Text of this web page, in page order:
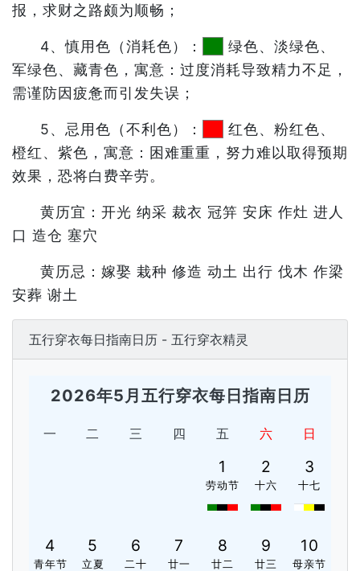
报，求财之路颇为顺畅；
4、慎用色（消耗色）：
绿色、淡绿色、
军绿色、藏青色，寓意：过度消耗导致精力不足，
需谨防因疲惫而引发失误；
5、忌用色（不利色）：
红色、粉红色、
橙红、紫色，寓意：困难重重，努力难以取得预期
效果，恐将白费辛劳。
黄历宜：开光 纳采 裁衣 冠笄 安床 作灶 进人
口 造仓 塞穴
黄历忌：嫁娶 栽种 修造 动土 出行 伐木 作梁
安葬 谢土
五行穿衣每日指南日历 - 五行穿衣精灵
2026年5月五行穿衣每日指南日历
一 二 三 四 五 六 日
1
劳动节
2
十六
3
十七
4
青年节
5
立夏
6
二十
7
廿一
8
廿二
9
廿三
10
母亲节